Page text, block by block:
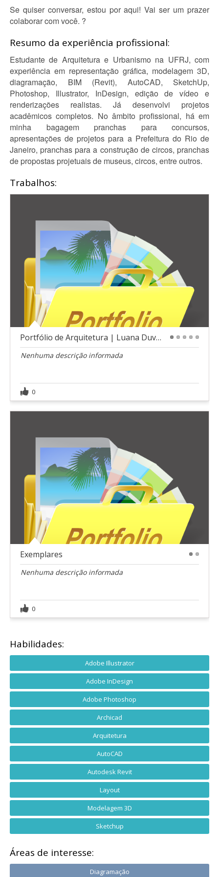
Se quiser conversar, estou por aqui! Vai ser um prazer
colaborar com você. ?
Resumo da experiência profissional:
Estudante de Arquitetura e Urbanismo na UFRJ, com
experiência em representação gráfica, modelagem 3D,
diagramação, BIM (Revit), AutoCAD, SketchUp,
Photoshop, Illustrator, InDesign, edição de vídeo e
renderizações realistas. Já desenvolvi projetos
acadêmicos completos. No âmbito profissional, há em
minha bagagem pranchas para concursos,
apresentações de projetos para a Prefeitura do Rio de
Janeiro, pranchas para a construção de circos, pranchas
de propostas projetuais de museus, circos, entre outros.
Trabalhos:
Portfólio de Arquitetura | Luana Duvoizem
Nenhuma descrição informada
0
Exemplares
Nenhuma descrição informada
0
Habilidades:
Adobe Illustrator
Adobe InDesign
Adobe Photoshop
Archicad
Arquitetura
AutoCAD
Autodesk Revit
Layout
Modelagem 3D
Sketchup
Áreas de interesse:
Diagramação